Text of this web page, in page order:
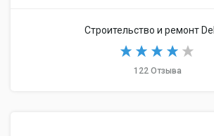
Строительство и ремонт
122 Отзыва